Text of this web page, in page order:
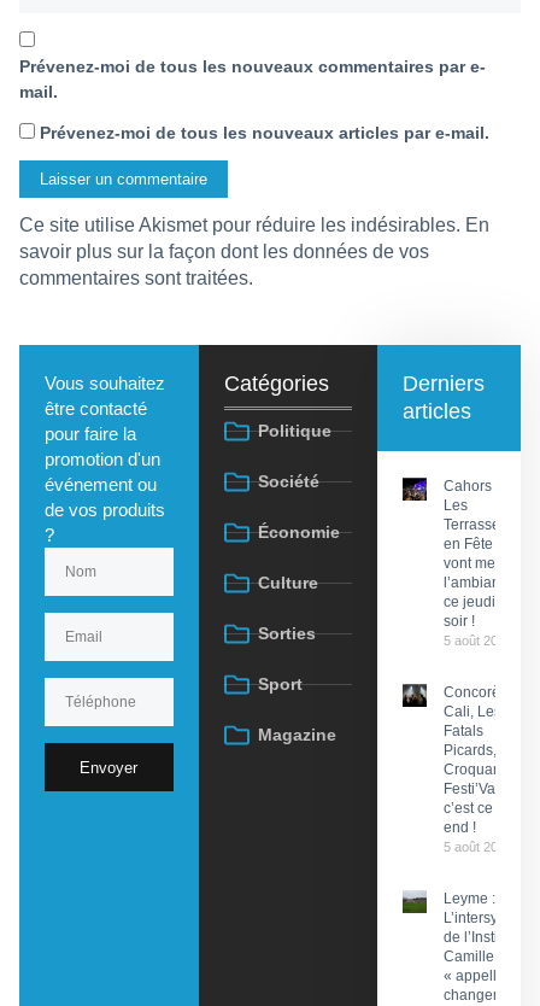
Prévenez-moi de tous les nouveaux commentaires par e-
mail.
Prévenez-moi de tous les nouveaux articles par e-mail.
Ce site utilise Akismet pour réduire les indésirables. En
savoir plus sur la façon dont les données de vos
commentaires sont traitées.
Vous souhaitez
être contacté
pour faire la
promotion d'un
événement ou
de vos produits
?
Envoyer
Catégories
Politique
Société
Économie
Culture
Sorties
Sport
Magazine
Derniers
articles
Cahors :
Les
Terrasses
en Fête
vont mettre
l’ambiance
ce jeudi
soir !
5 août 2026
Concorès :
Cali, Les
Fatals
Picards, Les
Croquants…
Festi’ValCéou,
c’est ce week-
end !
5 août 2026
Leyme :
de l’Institut
Camille Miret
« appelle à du
changement »